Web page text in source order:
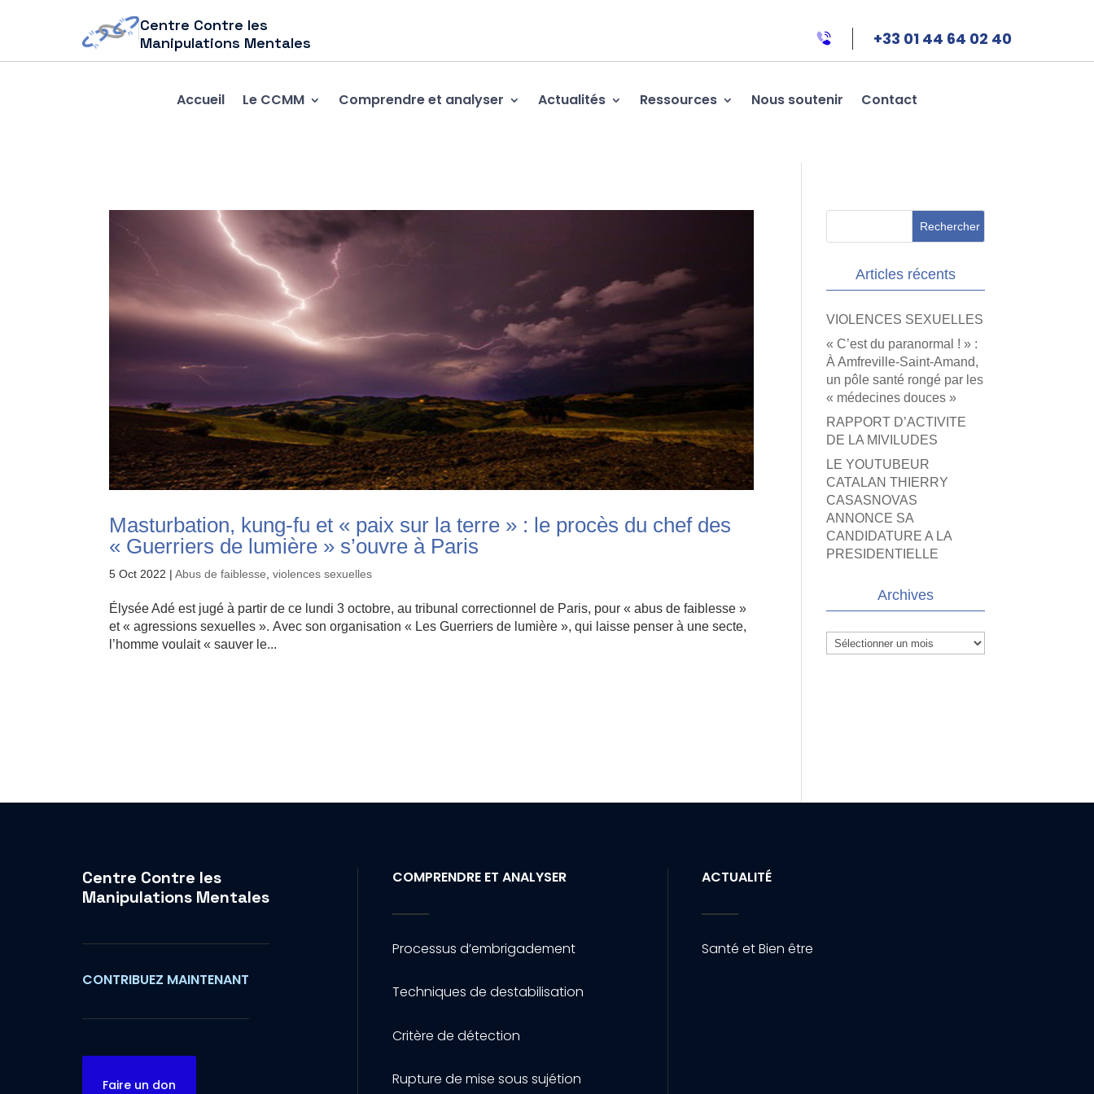
Centre Contre les
Manipulations Mentales
+33 01 44 64 02 40
Accueil Le CCMM Comprendre et analyser Actualités Ressources Nous soutenir Contact
Masturbation, kung-fu et « paix sur la terre » : le procès du chef des
« Guerriers de lumière » s’ouvre à Paris
5 Oct 2022 |Abus de faiblesse ,violences sexuelles
Élysée Adé est jugé à partir de ce lundi 3 octobre, au tribunal correctionnel de Paris, pour « abus de faiblesse »
et « agressions sexuelles ». Avec son organisation « Les Guerriers de lumière », qui laisse penser à une secte,
l’homme voulait « sauver le...
Articles récents
VIOLENCES SEXUELLES
« C’est du paranormal ! » :
À Amfreville-Saint-Amand,
un pôle santé rongé par les
« médecines douces »
RAPPORT D’ACTIVITE
DE LA MIVILUDES
LE YOUTUBEUR
CATALAN THIERRY
CASASNOVAS
ANNONCE SA
CANDIDATURE A LA
PRESIDENTIELLE
Archives
Archives
Centre Contre les
Manipulations Mentales
CONTRIBUEZ MAINTENANT
Faire un don
COMPRENDRE ET ANALYSER
Processus d’embrigadement
Techniques de destabilisation
Critère de détection
Rupture de mise sous sujétion
ACTUALITÉ
Santé et Bien être